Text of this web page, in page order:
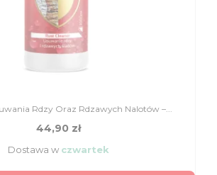
Rdzy Oraz Rdzawych Nalotów –...
44,90 zł
Dostawa w czwartek